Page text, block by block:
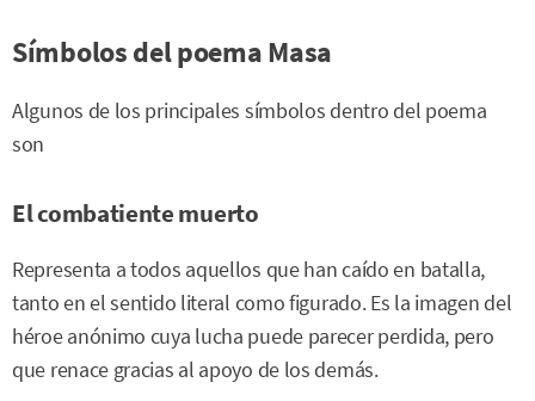
Símbolos del poema Masa
Algunos de los principales símbolos dentro del poema
son
El combatiente muerto
Representa a todos aquellos que han caído en batalla,
tanto en el sentido literal como figurado. Es la imagen del
héroe anónimo cuya lucha puede parecer perdida, pero
que renace gracias al apoyo de los demás.